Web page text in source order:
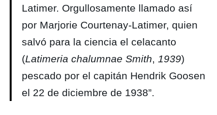
Latimer. Orgullosamente llamado así
por Marjorie Courtenay-Latimer, quien
salvó para la ciencia el celacanto
(Latimeria chalumnae Smith, 1939)
pescado por el capitán Hendrik Goosen
el 22 de diciembre de 1938”.